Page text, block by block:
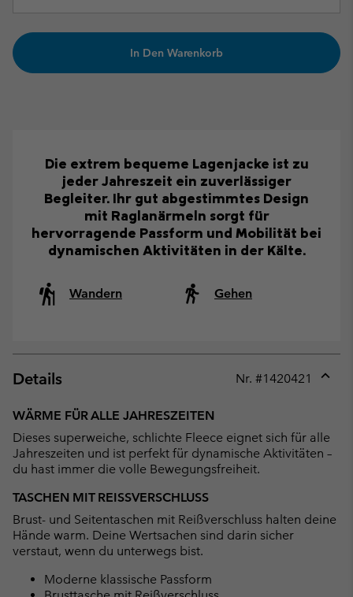
In Den Warenkorb
Die extrem bequeme Lagenjacke ist zu
jeder Jahreszeit ein zuverlässiger
Begleiter. Ihr gut abgestimmtes Design
mit Raglanärmeln sorgt für
hervorragende Passform und Mobilität bei
dynamischen Aktivitäten in der Kälte.
Wandern Gehen
Details Nr. #1420421
WÄRME FÜR ALLE JAHRESZEITEN
Dieses superweiche, schlichte Fleece eignet sich für alle
Jahreszeiten und ist perfekt für dynamische Aktivitäten –
du hast immer die volle Bewegungsfreiheit.
TASCHEN MIT REISSVERSCHLUSS
Brust- und Seitentaschen mit Reißverschluss halten deine
Hände warm. Deine Wertsachen sind darin sicher
verstaut, wenn du unterwegs bist.
Moderne klassische Passform